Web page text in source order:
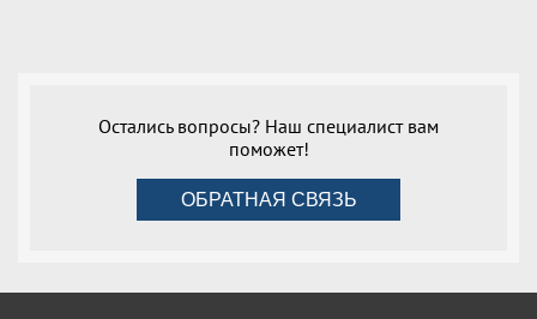
Остались вопросы? Наш специалист вам
поможет!
ОБРАТНАЯ СВЯЗЬ